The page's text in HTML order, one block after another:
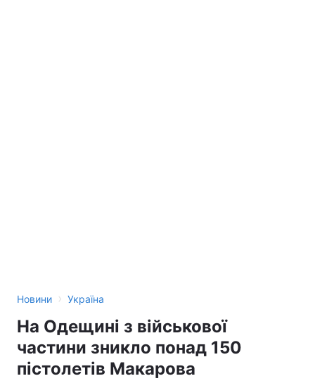
Новини › Україна
На Одещині з військової
частини зникло понад 150
пістолетів Макарова